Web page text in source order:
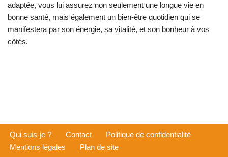
adaptée, vous lui assurez non seulement une longue vie en
bonne santé, mais également un bien-être quotidien qui se
manifestera par son énergie, sa vitalité, et son bonheur à vos
côtés.
Qui suis-je ? Contact
Politique de confidentialité
Mentions légales
Plan de site